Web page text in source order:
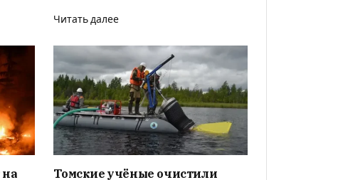
Читать далее
Томские учёные очистили